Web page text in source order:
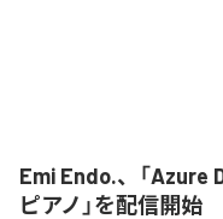
Emi Endo.、「Azure
ピアノ」を配信開始